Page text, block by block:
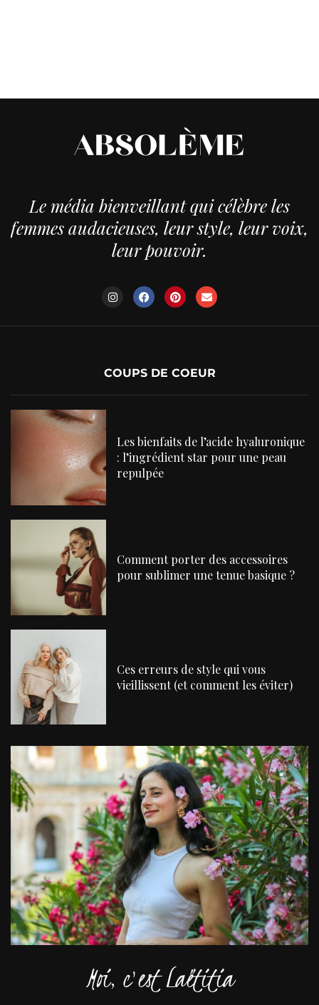
Le média bienveillant qui célèbre les
femmes audacieuses, leur style, leur voix,
leur pouvoir.
COUPS DE COEUR
Les bienfaits de l’acide hyaluronique
: l’ingrédient star pour une peau
repulpée
Comment porter des accessoires
pour sublimer une tenue basique ?
Ces erreurs de style qui vous
vieillissent (et comment les éviter)
Moi, c'est Laëtitia